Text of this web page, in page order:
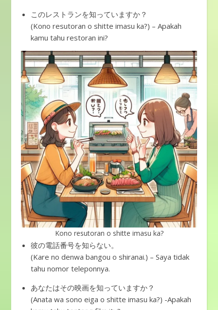
このレストランを知っていますか？
(Kono resutoran o shitte imasu ka?) – Apakah
kamu tahu restoran ini?
Kono resutoran o shitte imasu ka?
彼の電話番号を知らない。
(Kare no denwa bangou o shiranai.) – Saya tidak
tahu nomor teleponnya.
あなたはその映画を知っていますか？
(Anata wa sono eiga o shitte imasu ka?) -Apakah